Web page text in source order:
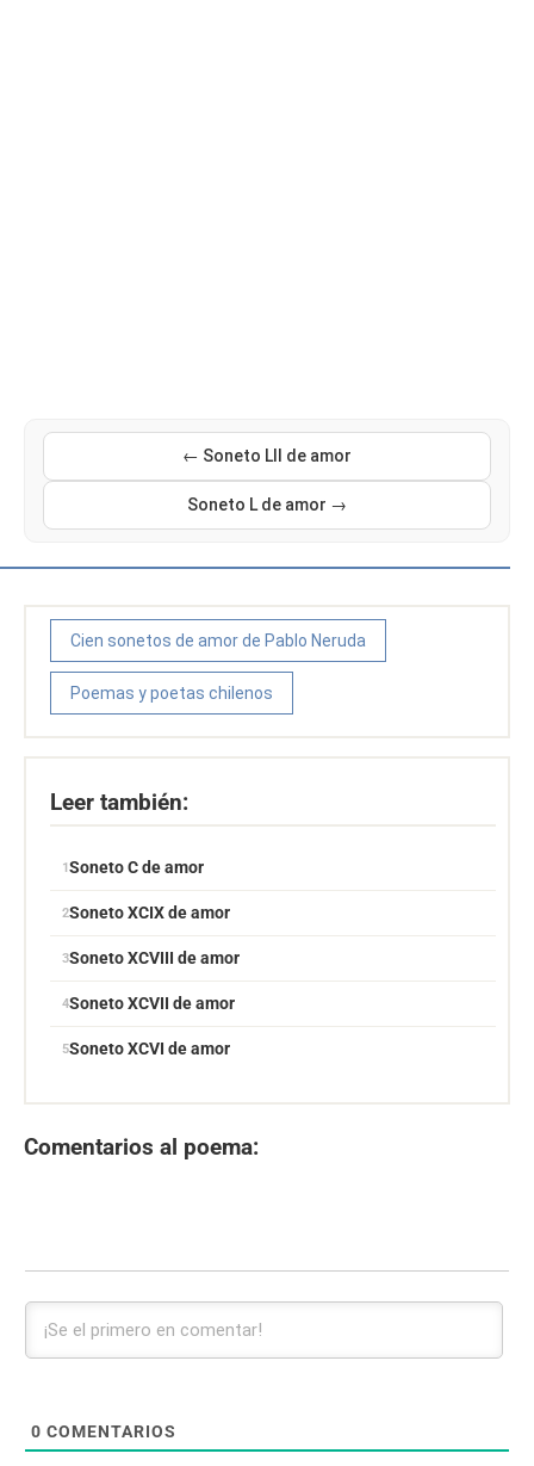
← Soneto LII de amor
Soneto L de amor →
Cien sonetos de amor de Pablo Neruda
Poemas y poetas chilenos
Leer también:
Soneto C de amor
Soneto XCIX de amor
Soneto XCVIII de amor
Soneto XCVII de amor
Soneto XCVI de amor
Comentarios al poema:
0 COMENTARIOS